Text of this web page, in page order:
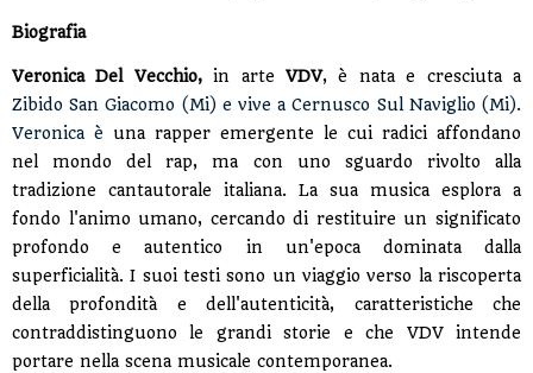
Biografia
Veronica Del Vecchio,in arte VDV, è nata e cresciuta a
Zibido San Giacomo (Mi) e vive a Cernusco Sul Naviglio (Mi).
Veronica è una rapper emergente le cui radici affondano
nel mondo del rap, ma con uno sguardo rivolto alla
tradizione cantautorale italiana. La sua musica esplora a
fondo l'animo umano, cercando di restituire un significato
profondo e autentico in un'epoca dominata dalla
superficialità. I suoi testi sono un viaggio verso la riscoperta
della profondità e dell'autenticità, caratteristiche che
contraddistinguono le grandi storie e che VDV intende
portare nella scena musicale contemporanea.